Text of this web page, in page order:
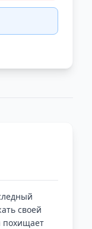
своей
похищает